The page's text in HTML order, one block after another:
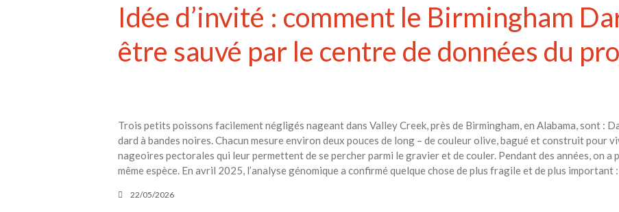
Idée d’invité : comment le Birmingham
être sauvé par le centre de données du
Trois petits poissons facilement négligés nageant dans Valley Creek, près de Birmingham, en Alabama, sont :
dard à bandes noires. Chacun mesure environ deux pouces de long – de couleur olive, bagué et construit pour
nageoires pectorales qui leur permettent de se percher parmi le gravier et de couler. Pendant des années, on a
même espèce. En avril 2025, l’analyse génomique a confirmé quelque chose de plus fragile et de plus important
22/05/2026